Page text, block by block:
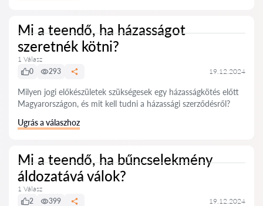
Mi a teendő, ha házasságot
szeretnék kötni?
1 Válasz
0
293 19.12.2024
Milyen jogi előkészületek szükségesek egy házasságkötés előtt
Magyarországon, és mit kell tudni a házassági szerződésről?
Ugrás a válaszhoz
Mi a teendő, ha bűncselekmény
áldozatává válok?
1 Válasz
2
399 19.12.2024